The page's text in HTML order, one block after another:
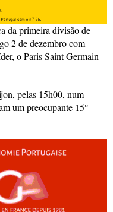
da primeira divisão de
2 de dezembro com
o Paris Saint Germain
pelas 15h00, num
um preocupante 15°